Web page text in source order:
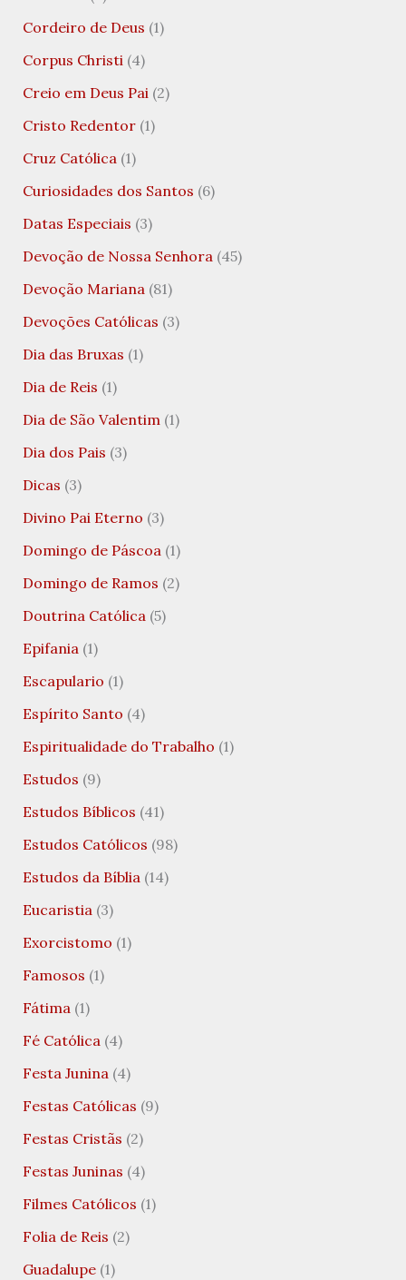
Cordeiro de Deus (1)
Corpus Christi(4)
Creio em Deus Pai(2)
Cristo Redentor(1)
Cruz Católica(1)
Curiosidades dos Santos (6)
Datas Especiais (3)
Devoção de Nossa Senhora(45)
Devoção Mariana(81)
Devoções Católicas (3)
Dia das Bruxas (1)
Dia de Reis (1)
Dia de São Valentim(1)
Dia dos Pais (3)
Dicas (3)
Divino Pai Eterno (3)
Domingo de Páscoa(1)
Domingo de Ramos (2)
Doutrina Católica(5)
Epifania(1)
Escapulario (1)
Espírito Santo (4)
Espiritualidade do Trabalho (1)
Estudos (9)
Estudos Bíblicos (41)
Estudos Católicos (98)
Estudos da Bíblia(14)
Eucaristia(3)
Exorcistomo (1)
Famosos (1)
Fátima(1)
Fé Católica(4)
Festa Junina(4)
Festas Católicas (9)
Festas Cristãs (2)
Festas Juninas (4)
Filmes Católicos (1)
Folia de Reis (2)
Guadalupe(1)